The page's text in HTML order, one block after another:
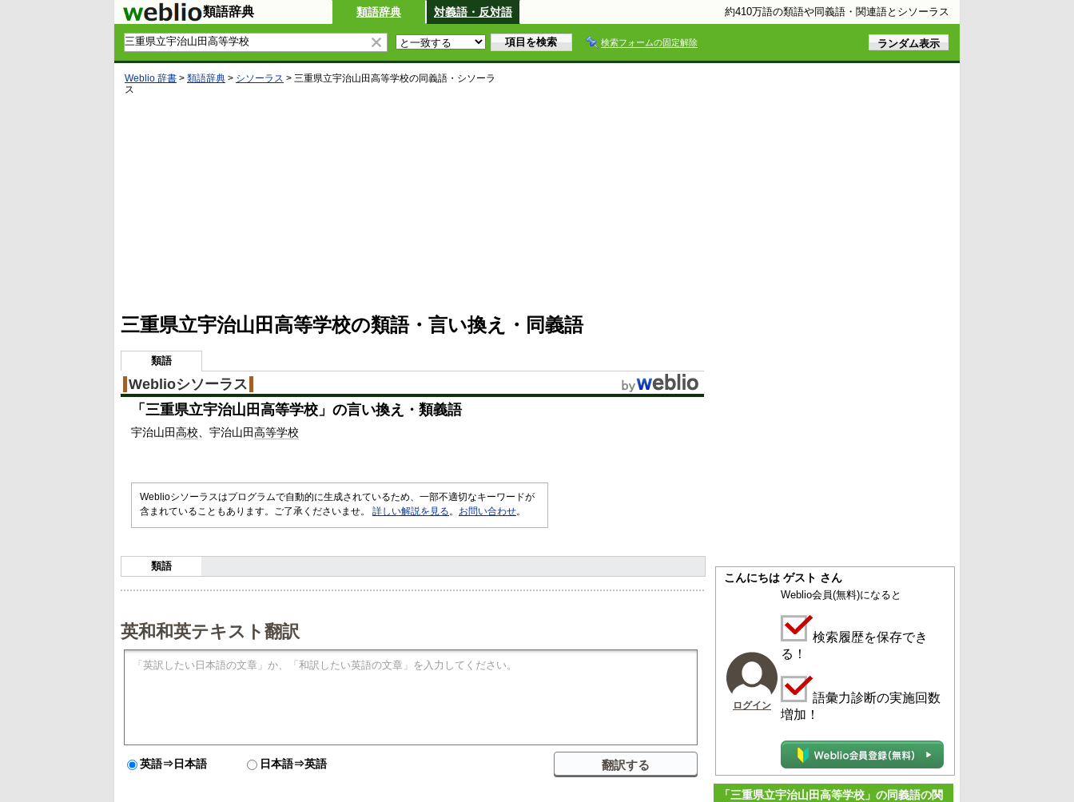
類語辞典 類語辞典 対義語・反対語 約410万語の類語や同義語・関連語とシソーラス
検索フォームの固定解除
Weblio 辞書 > 類語辞典 > シソーラス > 三重県立宇治山田高等学校の同義語・シソーラ
ス
4
5
%
三重県立宇治山田高等学校の類語・言い換え・同義語
類語
Weblioシソーラス
「 三重県立宇治山田高等学校 」の言い換え・類義語
宇治山田高校 宇治山田高等学校
Weblioシソーラスはプログラムで自動的に生成されているため、一部不適切なキーワードが
含まれていることもあります。ご了承くださいませ。 詳しい解説を見る 。 お問い合わせ。
類語
英和和英テキスト翻訳
英語⇒日本語 日本語⇒英語
こんにちは ゲスト さん
ログイン
Weblio会員(無料)になると
検索履歴を保存でき
る！
語彙力診断の実施回数
増加！
「三重県立宇治山田高等学校」の同義語の関